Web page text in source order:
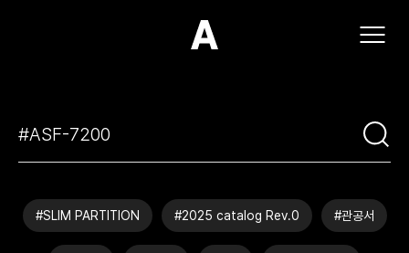
(주)아모스아인스가구
#SLIM PARTITION #2025 catalog Rev.0 #관공서